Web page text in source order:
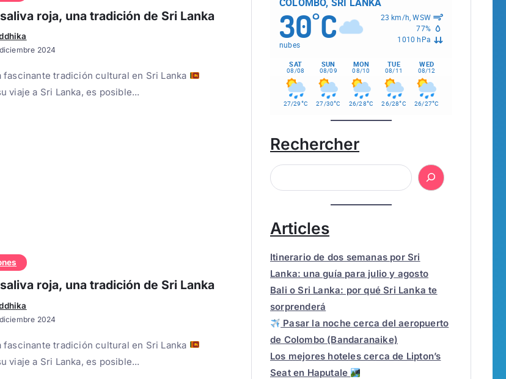
roja, una tradición de Sri Lanka
2024
fascinante tradición cultural en Sri Lanka
viaje a Sri Lanka, es posible...
roja, una tradición de Sri Lanka
2024
fascinante tradición cultural en Sri Lanka
viaje a Sri Lanka, es posible...
30°C
nubes
23 km/h, WSW
77%
1010 hPa
SAT
08/08
SUN
08/09
MON
08/10
TUE
08/11
WED
08/12
27/29°C 27/30°C 26/28°C 26/28°C 26/27°C
Rechercher
Articles
Itinerario de dos semanas por Sri
Lanka: una guía para julio y agosto
Bali o Sri Lanka: por qué Sri Lanka te
sorprenderá
Pasar la noche cerca del aeropuerto
de Colombo (Bandaranaike)
Los mejores hoteles cerca de Lipton’s
Seat en Haputale